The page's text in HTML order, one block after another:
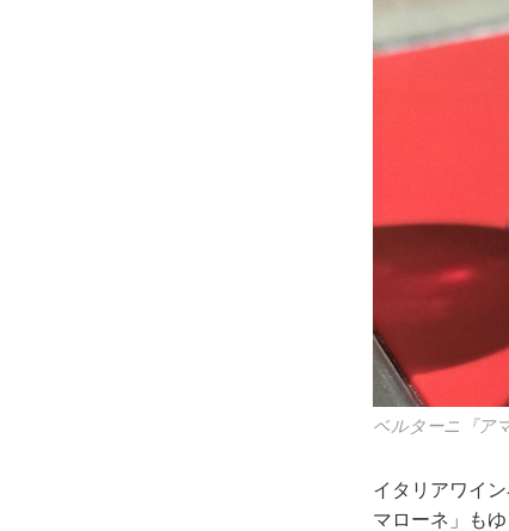
ベルターニ『ア
イタリアワイ
マローネ」もゆ